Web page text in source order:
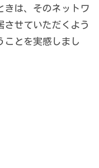
きは、そのネットワ
させていただくよう
ことを実感しまし